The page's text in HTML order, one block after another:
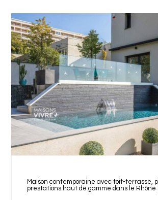
Maison contemporaine avec toit-terrasse,
prestations haut de gamme dans le Rhône